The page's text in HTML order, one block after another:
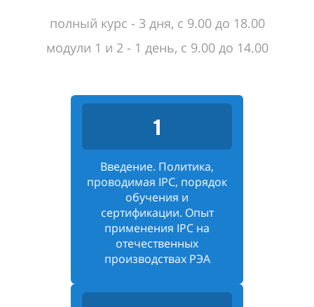
полный курс - 3 дня, с 9.00 до 18.00
модули 1 и 2 - 1 день, с 9.00 до 14.00
1
Введение. Политика,
проводимая IPC, порядок
обучения и
сертификации. Опыт
применения IPC на
отечественных
производствах РЭА